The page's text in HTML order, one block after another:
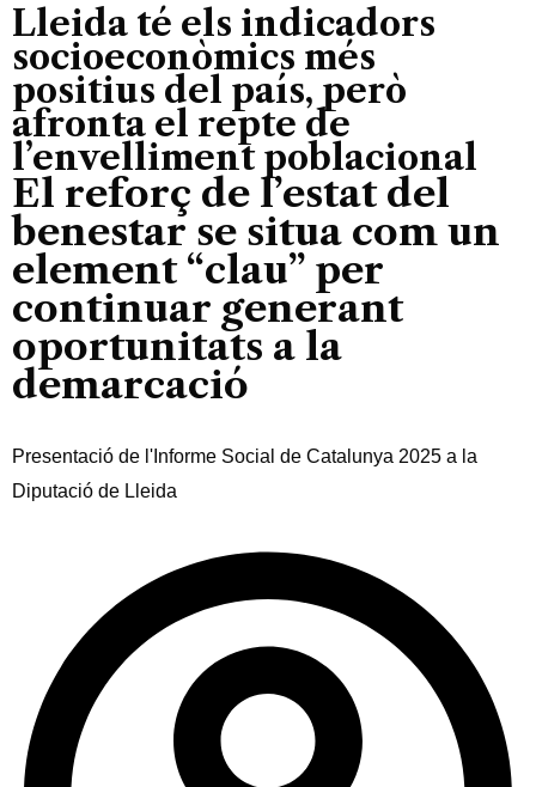
Lleida té els indicadors
socioeconòmics més
positius del país, però
afronta el repte de
l’envelliment poblacional
El reforç de l’estat del
benestar se situa com un
element “clau” per
continuar generant
oportunitats a la
demarcació
Presentació de l'Informe Social de Catalunya 2025 a la
Diputació de Lleida